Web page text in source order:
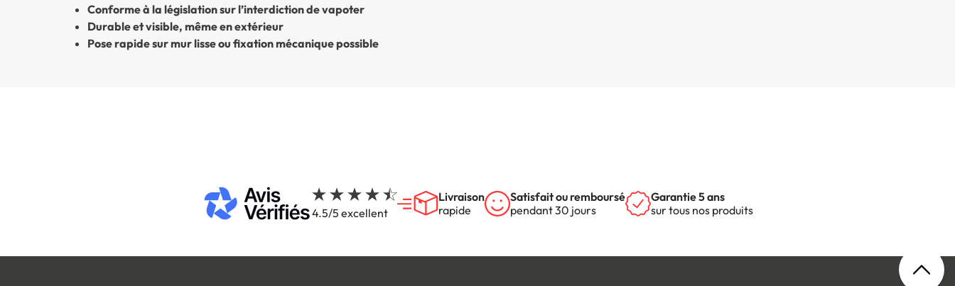
Conforme à la législation sur l’interdiction de vapoter
Durable et visible, même en extérieur
Pose rapide sur mur lisse ou fixation mécanique possible
4.5/5 excellent
Livraison
rapide
Satisfait ou remboursé
pendant 30 jours
Garantie 5 ans
sur tous nos produits